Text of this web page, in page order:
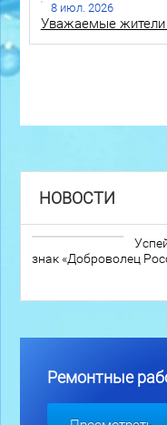
8 июл. 2026
Уважаемые жители
НОВОСТИ
знак «Доброволец
Ремонтные